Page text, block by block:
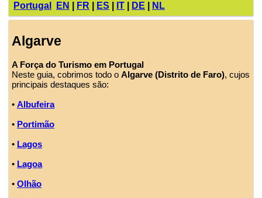
Portugal EN FR ES IT DE NL
Algarve
A Força do Turismo em Portugal
Neste guia, cobrimos todo o Algarve (Distrito de Faro), cujos
principais destaques são:
• Albufeira
• Portimão
• Lagos
• Lagoa
• Olhão